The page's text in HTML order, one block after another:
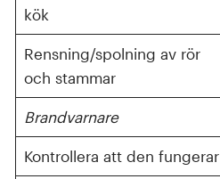
kök
Rensning/spolning av rör
och stammar
Brandvarnare
Kontrollera att den fungerar